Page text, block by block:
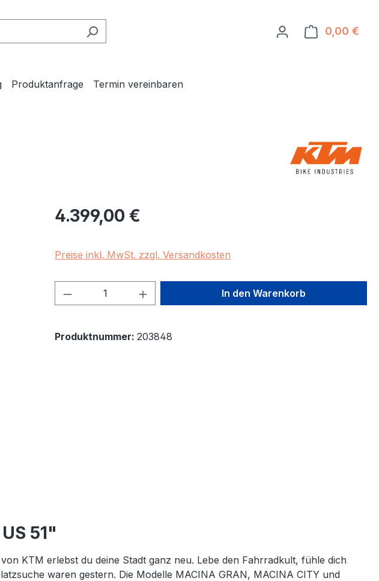
0,00 €
Produktanfrage Termin vereinbaren
Regulärer Preis:
4.399,00 €
Preise inkl. MwSt. zzgl. Versandkosten
Produkt Anzahl: Gib den gewünschten Wert
In den Warenkorb
Produktnummer: 203848
51"
KTM erlebst du deine Stadt ganz neu. Lebe den Fahrradkult, fühle dich
waren gestern. Die Modelle MACINA GRAN, MACINA CITY und